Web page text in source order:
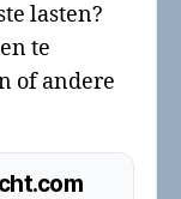
lasten?
te
of andere